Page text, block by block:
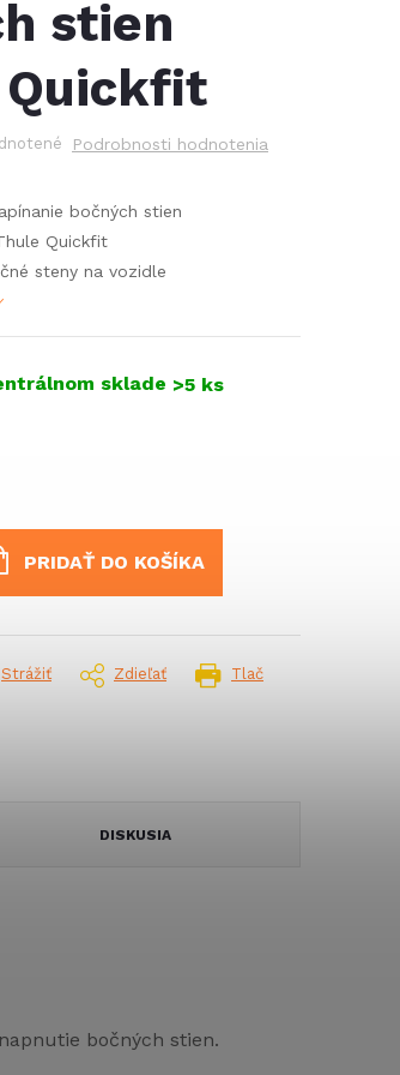
stien
Podrobnosti hodnotenia
bočných stien
Quickfit
steny na vozidle
sklade >5 ks
PRIDAŤ DO KOŠÍKA
Tlač
Strážiť Zdieľať
DISKUSIA
bočných stien.